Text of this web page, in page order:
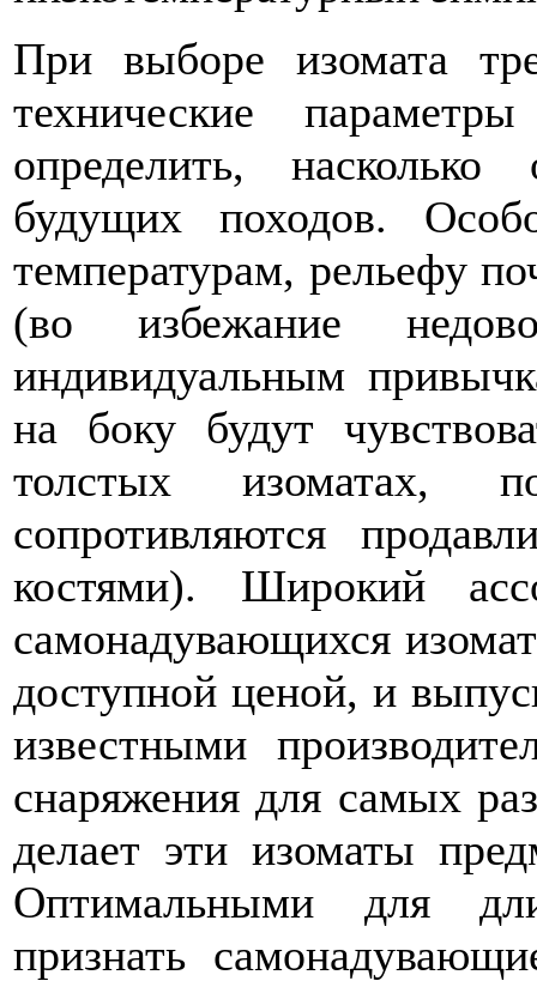
При выборе изомата
технические
определить,
будущих походов.
температурам, рельефу
(во избежание
индивидуальным
на боку будут
толстых изоматах,
сопротивляются
костями). Широкий
самонадувающихся
доступной ценой, и
известными
снаряжения для самых
делает эти изоматы
Оптимальными для
признать